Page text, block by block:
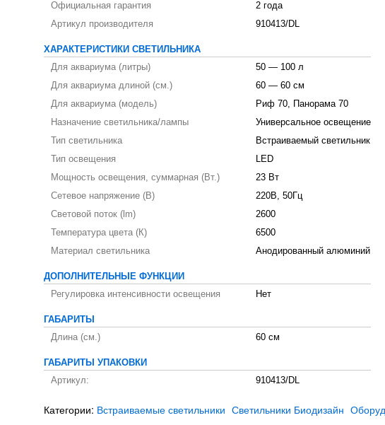
Официальная гарантия
2 года
Артикул производителя
910413/DL
ХАРАКТЕРИСТИКИ СВЕТИЛЬНИКА
Для аквариума (литры)
50 — 100 л
Для аквариума длиной (см.)
60 — 60 см
Для аквариума (модель)
Риф 70, Панорама 70
Назначение светильника/лампы
Универсальное освещение
Тип светильника
Встраиваемый светильник
Тип освещения
LED
Мощность освещения, суммарная (Вт.)
23 Вт
Сетевое напряжение (В)
220В, 50Гц
Световой поток (lm)
2600
Температура цвета (К)
6500
Материал светильника
Анодированный алюминий
ДОПОЛНИТЕЛЬНЫЕ ФУНКЦИИ
Регулировка интенсивности освещения
Нет
ГАБАРИТЫ
Длина (см.)
60 см
ГАБАРИТЫ УПАКОВКИ
Артикул:
910413/DL
Категории: Встраиваемые светильники Светильники Биодизайн